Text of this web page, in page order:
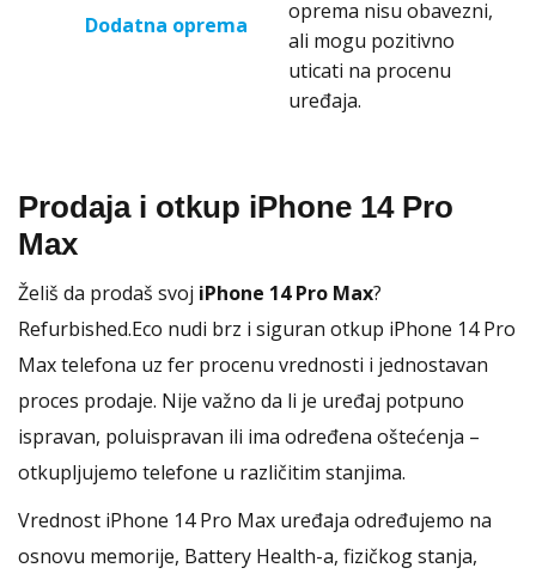
Dodatna oprema
oprema nisu obavezni,
ali mogu pozitivno
uticati na procenu
uređaja.
Prodaja i otkup iPhone 14 Pro
Max
Želiš da prodaš svoj iPhone 14 Pro Max?
Refurbished.Eco nudi brz i siguran otkup iPhone 14 Pro
Max telefona uz fer procenu vrednosti i jednostavan
proces prodaje. Nije važno da li je uređaj potpuno
ispravan, poluispravan ili ima određena oštećenja –
otkupljujemo telefone u različitim stanjima.
Vrednost iPhone 14 Pro Max uređaja određujemo na
osnovu memorije, Battery Health-a, fizičkog stanja,